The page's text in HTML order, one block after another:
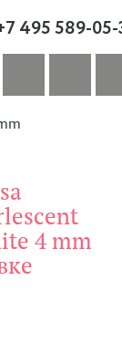
495 589-
4 mm